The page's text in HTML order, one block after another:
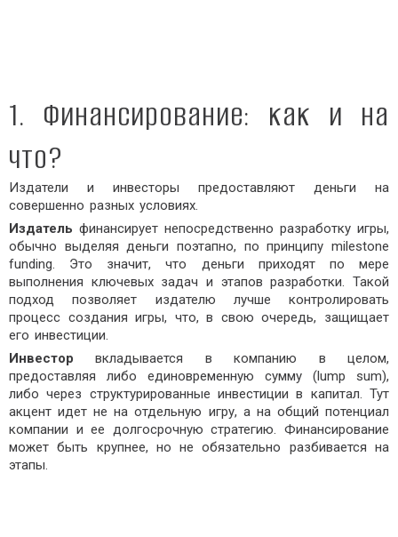
1. Финансирование: как и на
что?
Издатели и инвесторы предоставляют деньги на
совершенно разных условиях.
Издатель финансирует непосредственно разработку игры,
обычно выделяя деньги поэтапно, по принципу milestone
funding. Это значит, что деньги приходят по мере
выполнения ключевых задач и этапов разработки. Такой
подход позволяет издателю лучше контролировать
процесс создания игры, что, в свою очередь, защищает
его инвестиции.
Инвестор вкладывается в компанию в целом,
предоставляя либо единовременную сумму (lump sum),
либо через структурированные инвестиции в капитал. Тут
акцент идет не на отдельную игру, а на общий потенциал
компании и ее долгосрочную стратегию. Финансирование
может быть крупнее, но не обязательно разбивается на
этапы.